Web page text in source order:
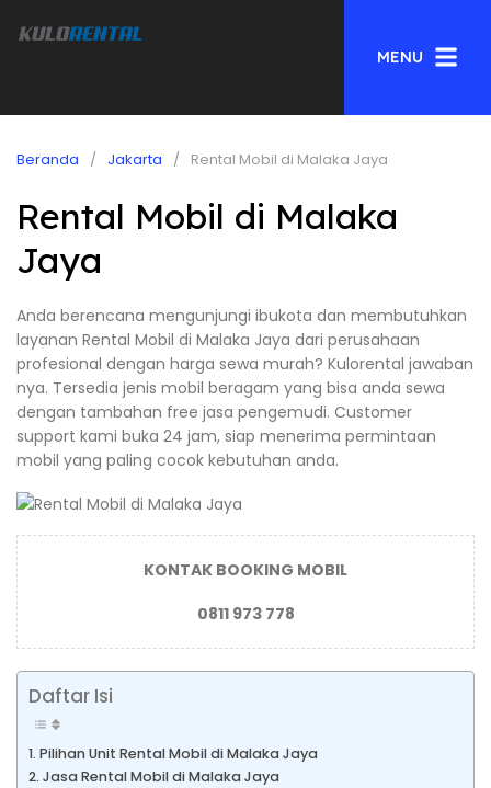
MENU
Beranda Jakarta Rental Mobil di Malaka Jaya
Rental Mobil di Malaka
Jaya
Anda berencana mengunjungi ibukota dan membutuhkan
layanan Rental Mobil di Malaka Jaya dari perusahaan
profesional dengan harga sewa murah? Kulorental jawaban
nya. Tersedia jenis mobil beragam yang bisa anda sewa
dengan tambahan free jasa pengemudi. Customer
support kami buka 24 jam, siap menerima permintaan
mobil yang paling cocok kebutuhan anda.
KONTAK BOOKING MOBIL
0811 973 778
Daftar Isi
Pilihan Unit Rental Mobil di Malaka Jaya
Jasa Rental Mobil di Malaka Jaya